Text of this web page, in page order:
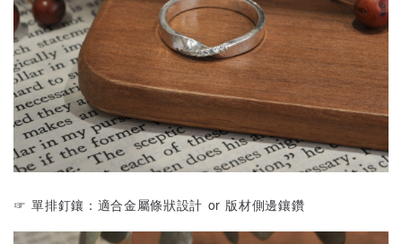
☞ 單排釘鑲：適合金屬條狀設計 or 版材側邊鑲鑽